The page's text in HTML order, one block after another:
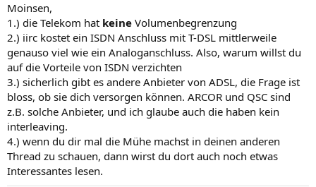
Moinsen,
1.) die Telekom hat keine Volumenbegrenzung
2.) iirc kostet ein ISDN Anschluss mit T-DSL mittlerweile
genauso viel wie ein Analoganschluss. Also, warum willst du
auf die Vorteile von ISDN verzichten
3.) sicherlich gibt es andere Anbieter von ADSL, die Frage ist
bloss, ob sie dich versorgen können. ARCOR und QSC sind
z.B. solche Anbieter, und ich glaube auch die haben kein
interleaving.
4.) wenn du dir mal die Mühe machst in deinen anderen
Thread zu schauen, dann wirst du dort auch noch etwas
Interessantes lesen.